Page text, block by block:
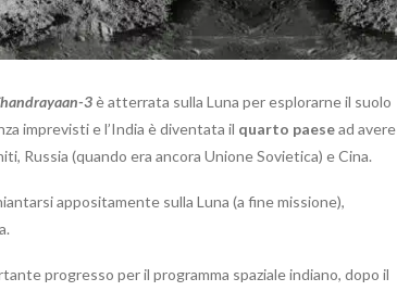
3è atterrata sulla Luna per esplorarne il suolo
imprevisti e l’India è diventata il quarto paesead avere
(quando era ancora Unione Sovietica) e Cina.
appositamente sulla Luna (a fine missione),
progresso per il programma spaziale indiano, dopo il